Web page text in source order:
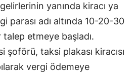
yanında kiracı ya
parası adı altında 10-20-30
etmeye başladı.
şoförü, taksi plakası kiracısı
vergi ödemeye